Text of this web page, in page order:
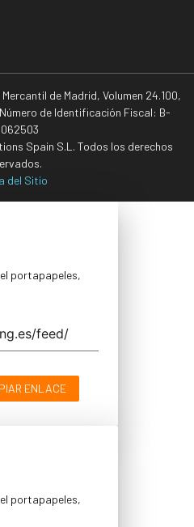
de Madrid, Volumen 24.100,
de Identificación Fiscal: B-
Spain S.L. Todos los derechos
del Sitio
portapapeles,
ENLACE
portapapeles,